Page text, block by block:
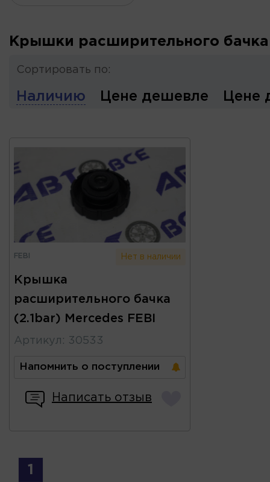
Крышки расширительного бачка
Сортировать по:
Наличию Цене дешевле Цене
FEBI Нет в наличии
Крышка
расширительного бачка
(2.1bar) Mercedes FEBI
Артикул : 30533
Напомнить о поступлении
Написать отзыв
1